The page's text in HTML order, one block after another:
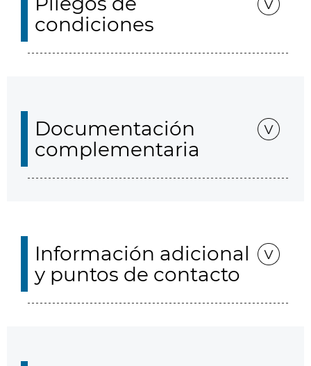
condiciones
Documentación
complementaria
Información adicional
y puntos de contacto